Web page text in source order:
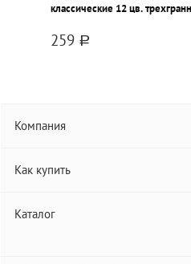
классические 12 цв.
легкосмываемые, принт на
упаковка
259 a
Компания
Как купить
Каталог